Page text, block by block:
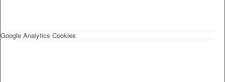
Google Analytics Cookies